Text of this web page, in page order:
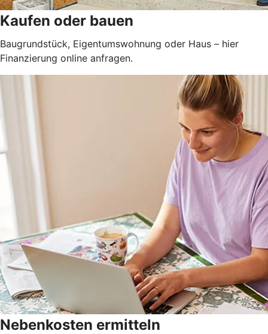
Kaufen oder bauen
Baugrundstück, Eigentumswohnung oder Haus – hier
Finanzierung online anfragen.
Nebenkosten ermitteln